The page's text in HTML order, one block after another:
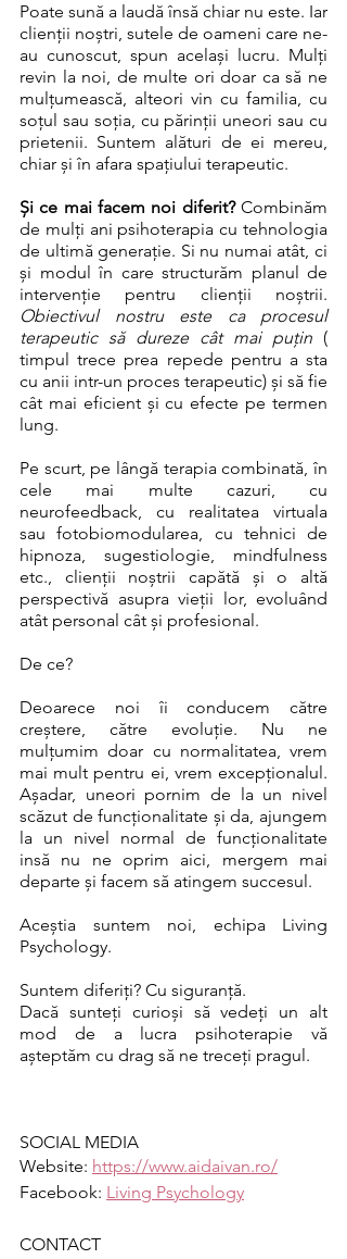
Poate sună a laudă însă chiar nu este. Iar
clienții noștri, sutele de oameni care ne-
au cunoscut, spun același lucru. Mulți
revin la noi, de multe ori doar ca să ne
mulțumească, alteori vin cu familia, cu
soțul sau soția, cu părinții uneori sau cu
prietenii. Suntem alături de ei mereu,
chiar și în afara spațiului terapeutic.
Și ce mai facem noi diferit? Combinăm
de mulți ani psihoterapia cu tehnologia
de ultimă generație. Si nu numai atât, ci
și modul în care structurăm planul de
Obiectivul nostru este ca procesul
terapeutic să dureze cât mai puțin (
timpul trece prea repede pentru a sta
cu anii intr-un proces terapeutic) și să fie
cât mai eficient și cu efecte pe termen
lung.
Pe scurt, pe lângă terapia combinată, în
cele mai multe cazuri, cu
neurofeedback, cu realitatea virtuala
sau fotobiomodularea, cu tehnici de
hipnoza, sugestiologie, mindfulness
etc., clienții noștrii capătă și o altă
perspectivă asupra vieții lor, evoluând
atât personal cât și profesional.
De ce?
Deoarece noi îi conducem către
creștere, către evoluție. Nu ne
mulțumim doar cu normalitatea, vrem
mai mult pentru ei, vrem excepționalul.
Așadar, uneori pornim de la un nivel
scăzut de funcționalitate și da, ajungem
la un nivel normal de funcționalitate
insă nu ne oprim aici, mergem mai
departe și facem să atingem succesul.
Aceștia suntem noi, echipa Living
Psychology.
Suntem diferiți? Cu siguranță.
Dacă sunteți curioși să vedeți un alt
mod de a lucra psihoterapie vă
așteptăm cu drag să ne treceți pragul.
SOCIAL MEDIA
Website: https://www.aidaivan.ro/
Facebook: Living Psychology
CONTACT